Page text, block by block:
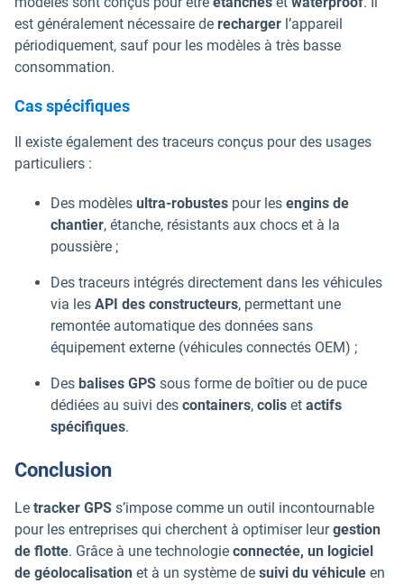
est généralement nécessaire de recharger l’appareil
périodiquement, sauf pour les modèles à très basse
consommation.
Cas spécifiques
Il existe également des traceurs conçus pour des usages
particuliers :
Des modèles ultra-robustes pour les engins de
chantier, étanche, résistants aux chocs et à la
poussière ;
Des traceurs intégrés directement dans les véhicules
via les API des constructeurs, permettant une
remontée automatique des données sans
équipement externe (véhicules connectés OEM) ;
Des balises GPS sous forme de boîtier ou de puce
dédiées au suivi des containers, colis et actifs
spécifiques.
Conclusion
Le tracker GPS s’impose comme un outil incontournable
pour les entreprises qui cherchent à optimiser leurgestion
de flotte. Grâce à une technologie connectée, un logiciel
de géolocalisation et à un système de suivi du véhicule en